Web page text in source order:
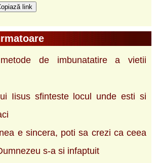
link
de imbunatatire a vietii
Iisus sfinteste locul unde esti si
e sincera, poti sa crezi ca ceea
s-a si infaptuit